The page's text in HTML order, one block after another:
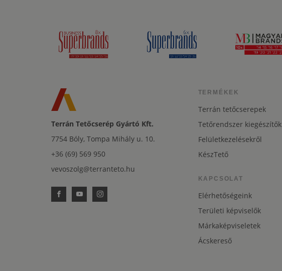
Terrán Tetőcserép Gyártó Kft.
7754 Bóly, Tompa Mihály u. 10.
+36 (69) 569 950
vevoszolg@terranteto.hu
TERMÉKEK
Terrán tetőcserepek
Tetőrendszer kiegészítők
Felületkezelésekről
KészTető
KAPCSOLAT
Elérhetőségeink
Területi képviselők
Márkaképviseletek
Ácskereső